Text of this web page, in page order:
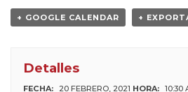
+ GOOGLE CALENDAR +
Detalles
FECHA: 20 FEBRERO, 2021 HORA: 10:30